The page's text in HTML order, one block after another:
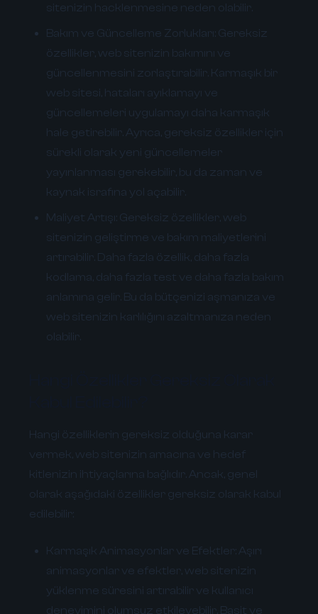
sitenizin hacklenmesine neden olabilir.
Bakım ve Güncelleme Zorlukları: Gereksiz
özellikler, web sitenizin bakımını ve
güncellenmesini zorlaştırabilir. Karmaşık bir
web sitesi, hataları ayıklamayı ve
güncellemeleri uygulamayı daha karmaşık
hale getirebilir. Ayrıca, gereksiz özellikler için
sürekli olarak yeni güncellemeler
yayınlanması gerekebilir, bu da zaman ve
kaynak israfına yol açabilir.
Maliyet Artışı: Gereksiz özellikler, web
sitenizin geliştirme ve bakım maliyetlerini
artırabilir. Daha fazla özellik, daha fazla
kodlama, daha fazla test ve daha fazla bakım
anlamına gelir. Bu da bütçenizi aşmanıza ve
web sitenizin karlılığını azaltmanıza neden
olabilir.
Hangi özelliklerin gereksiz olduğuna karar
vermek, web sitenizin amacına ve hedef
kitlenizin ihtiyaçlarına bağlıdır. Ancak, genel
olarak aşağıdaki özellikler gereksiz olarak kabul
edilebilir:
Karmaşık Animasyonlar ve Efektler:Aşırı
animasyonlar ve efektler, web sitenizin
yüklenme süresini artırabilir ve kullanıcı
deneyimini olumsuz etkileyebilir. Basit ve